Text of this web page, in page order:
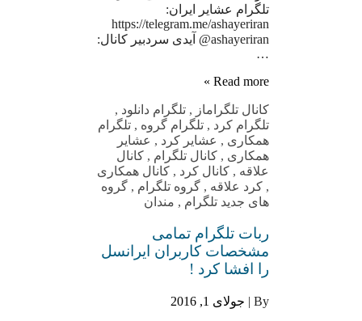
تلگرام عشایر ایران:
https://telegram.me/ashayeriran
@ashayeriran آیدی سردبیر کانال:
…
Read more »
کانال تلگراماز , تلگرام دانلود ,
تلگرام کرد , تلگرام گروه , تلگرام
همکاری , عشایر کرد , عشایر
همکاری , کانال تلگرام , کانال
علاقه , کانال کرد , کانال همکاری
, کرد علاقه , گروه تلگرام , گروه
های جدید تلگرام , مندان
ربات تلگرام تمامی
مشخصات کاربران ایرانسل
را افشا کرد !
By | جولای 1, 2016